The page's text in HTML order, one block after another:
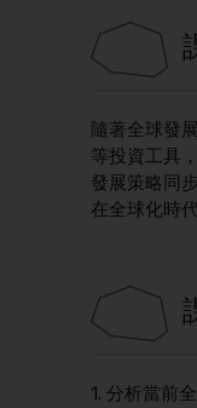
隨著全球發
等投資工具
發展策略同
在全球化時
1. 分析當前